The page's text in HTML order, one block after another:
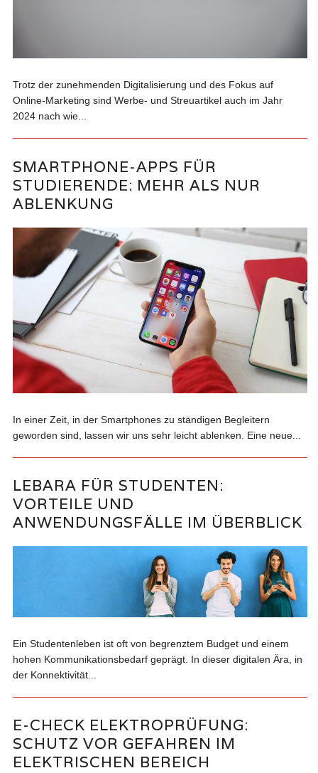
Trotz der zunehmenden Digitalisierung und des Fokus auf
Online-Marketing sind Werbe- und Streuartikel auch im Jahr
2024 nach wie...
SMARTPHONE-APPS FÜR
STUDIERENDE: MEHR ALS NUR
ABLENKUNG
In einer Zeit, in der Smartphones zu ständigen Begleitern
geworden sind, lassen wir uns sehr leicht ablenken. Eine neue...
LEBARA FÜR STUDENTEN:
VORTEILE UND
ANWENDUNGSFÄLLE IM ÜBERBLICK
Ein Studentenleben ist oft von begrenztem Budget und einem
hohen Kommunikationsbedarf geprägt. In dieser digitalen Ära, in
der Konnektivität...
E-CHECK ELEKTROPRÜFUNG:
SCHUTZ VOR GEFAHREN IM
ELEKTRISCHEN BEREICH